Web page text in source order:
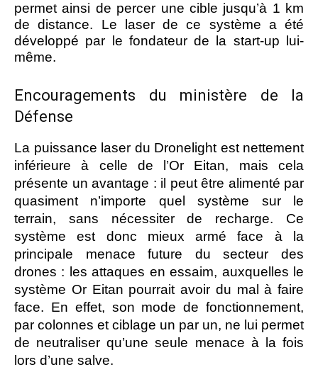
permet ainsi de percer une cible jusqu’à 1 km
de distance. Le laser de ce système a été
développé par le fondateur de la start-up lui-
même.
Encouragements du ministère de la
Défense
La puissance laser du Dronelight est nettement
inférieure à celle de l’Or Eitan, mais cela
présente un avantage : il peut être alimenté par
quasiment n’importe quel système sur le
terrain, sans nécessiter de recharge. Ce
système est donc mieux armé face à la
principale menace future du secteur des
drones : les attaques en essaim, auxquelles le
système Or Eitan pourrait avoir du mal à faire
face. En effet, son mode de fonctionnement,
par colonnes et ciblage un par un, ne lui permet
de neutraliser qu’une seule menace à la fois
lors d’une salve.